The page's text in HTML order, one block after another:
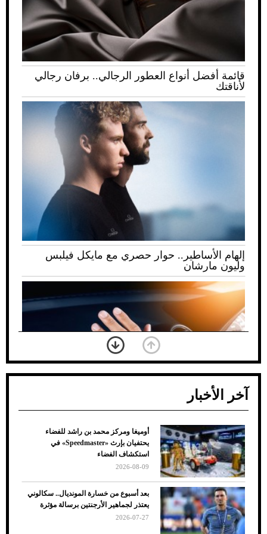
قائمة أفضل أنواع العطور الرجالي.. برفان رجالي
لأناقتك
إلهام الأساطير.. حوار حصري مع مايكل فيلبس
وليون مارشان
ضعف تبريد مكيف السيارة عند الوقوف.. أشهر
الأسباب والحلول
آخر الأخبار
أوميغا ومركز محمد بن راشد للفضاء
يحتفيان بإرث «Speedmaster» في
استكشاف الفضاء
2026-08-09
بعد أسبوع من خسارة المونديال.. سكالوني
يعتذر لجماهير الأرجنتين برسالة مؤثرة
2026-07-27